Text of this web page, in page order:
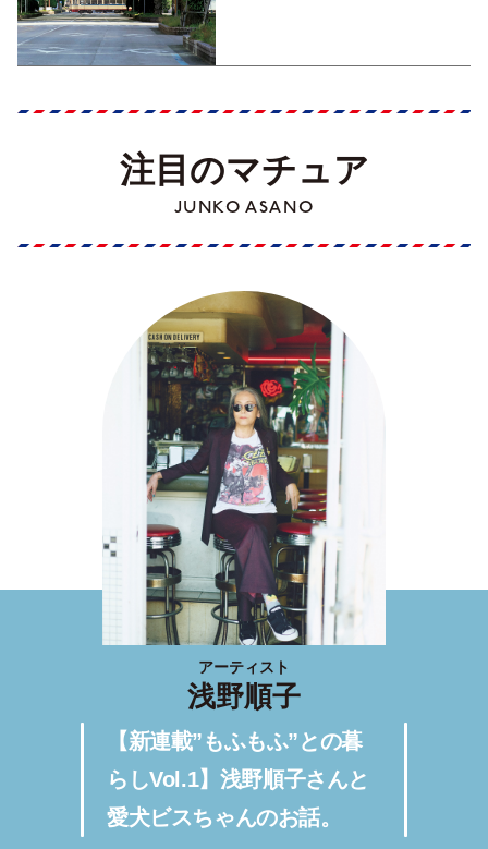
注目のマチュア
JUNKO ASANO
アーティスト
浅野順子
【新連載”もふもふ”との暮
らしVol.1】浅野順子さんと
愛犬ビスちゃんのお話。